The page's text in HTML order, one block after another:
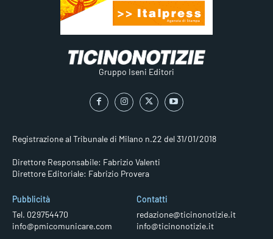
Gruppo Iseni Editori
Registrazione al Tribunale di Milano n.22 del 31/01/2018
Direttore Responsabile: Fabrizio Valenti
Direttore Editoriale: Fabrizio Provera
Pubblicità
Tel. 029754470
info@pmicomunicare.com
Contatti
redazione@ticinonotizie.it
info@ticinonotizie.it